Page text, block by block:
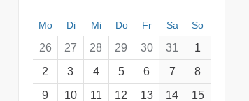
Mo Di Mi Do Fr Sa So
26 27 28 29 30 31
1
2
3 4 5 6 7
8
9
10 11 12 13 14 15